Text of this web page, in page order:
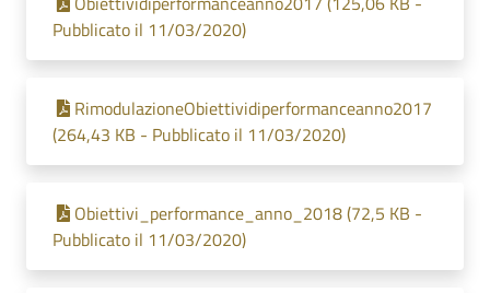
Pubblicato il 11/03/2020)
RimodulazioneObiettividiperformanceanno2017
(264,43 KB - Pubblicato il 11/03/2020)
Obiettivi_performance_anno_2018 (72,5 KB -
Pubblicato il 11/03/2020)